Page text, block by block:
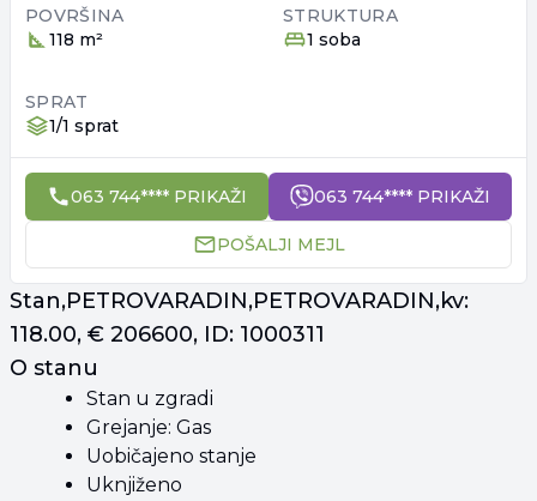
POVRŠINA
118 m²
STRUKTURA
1 soba
SPRAT
1/1 sprat
063 744**** PRIKAŽI 063 744**** PRIKAŽI
POŠALJI MEJL
Stan,PETROVARADIN,PETROVARADIN,kv:
118.00, € 206600, ID: 1000311
O stanu
Stan u zgradi
Grejanje: Gas
Uobičajeno stanje
Uknjiženo